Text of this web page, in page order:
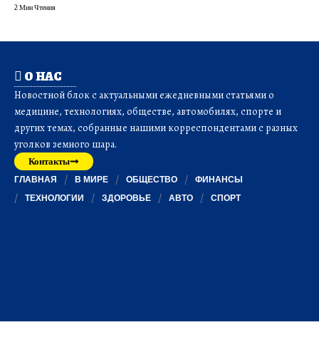
2 Мин Чтения
О НАС
Новостной блок с актуальными ежедневными статьями о
медицине, технологиях, обществе, автомобилях, спорте и
других темах, собранные нашими корреспондентами с разных
уголков земного шара.
Контакты
ГЛАВНАЯ В МИРЕ ОБЩЕСТВО
ФИНАНСЫ
ТЕХНОЛОГИИ
ЗДОРОВЬЕ АВТО СПОРТ